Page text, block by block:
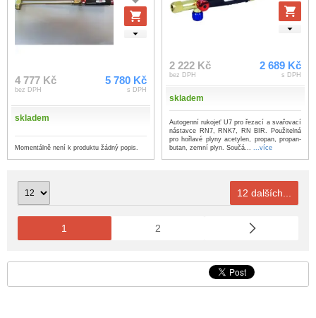
4 777 Kč
bez DPH
5 780 Kč
s DPH
skladem
Momentálně není k produktu žádný popis.
2 222 Kč
bez DPH
2 689 Kč
s DPH
skladem
Autogenní rukojeť U7 pro řezací a svařovací
nástavce RN7, RNK7, RN BIR. Použitelná
pro hořlavé plyny acetylen, propan, propan-
butan, zemní plyn. Součá...
...více
12 dalších...
1 2